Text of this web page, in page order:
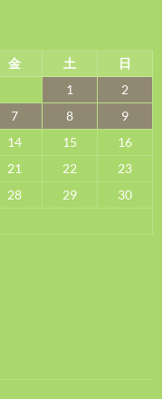
金 土
日
1
2
7 8
9
14 15
16
21 22
23
28 29
30